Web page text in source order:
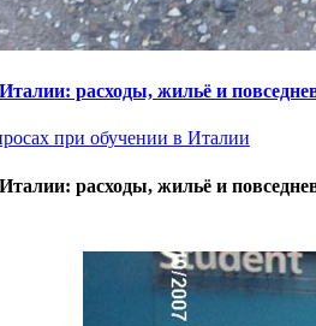
расходы, жильё и
при обучении в Италии
расходы, жильё и